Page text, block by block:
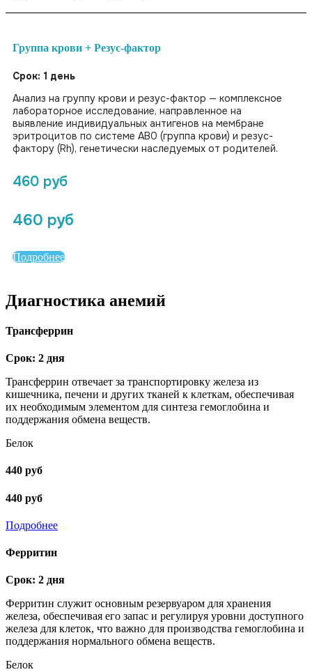
Группа крови + Резус-фактор
Срок: 1 день
Анализ на группу крови и резус-фактор — комплексное
лабораторное исследование, направленное на
выявление индивидуальных антигенов на мембране
эритроцитов по системе AB0 (группа крови) и резус-
фактору (Rh), генетически наследуемых от родителей.
460 руб
460 руб
Подробнее
Диагностика анемий
Трансферрин
Срок: 2 дня
Трансферрин отвечает за транспортировку железа из
кишечника, печени и других тканей к клеткам, обеспечивая
их необходимым элементом для синтеза гемоглобина и
поддержания обмена веществ.
Белок
440 руб
440 руб
Подробнее
Ферритин
Срок: 2 дня
Ферритин служит основным резервуаром для хранения
железа, обеспечивая его запас и регулируя уровни доступного
железа для клеток, что важно для производства гемоглобина и
поддержания нормального обмена веществ.
Белок